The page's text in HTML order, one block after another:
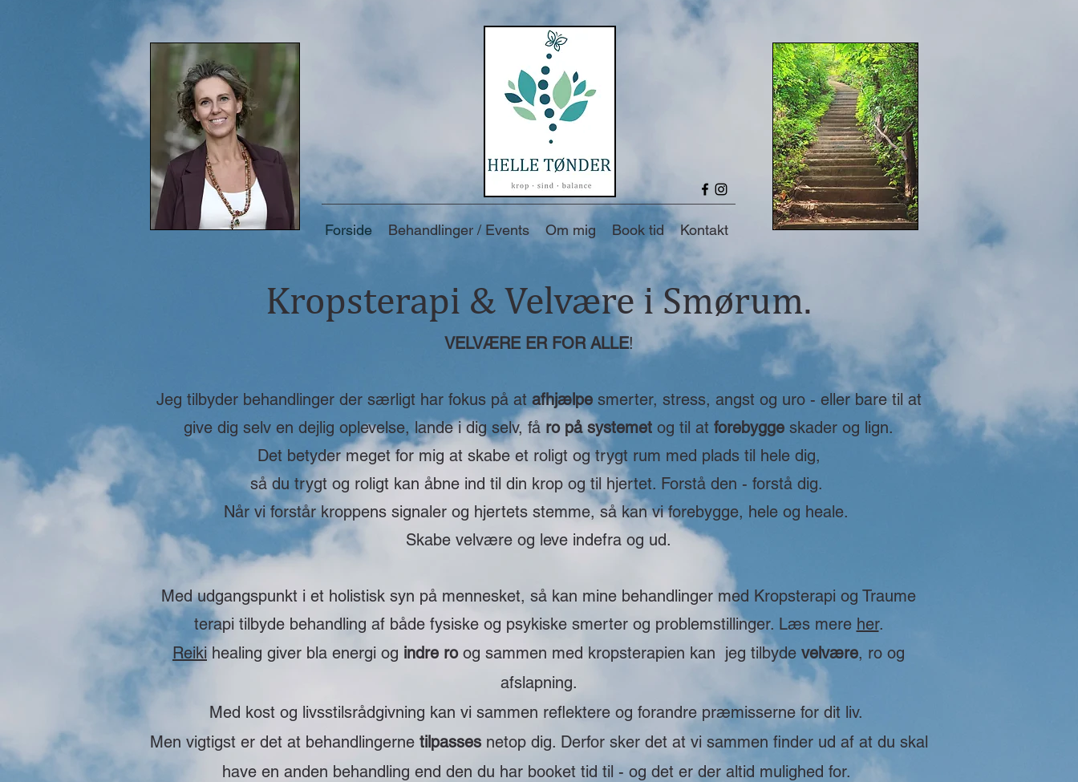
Forside Behandlinger / Events Om mig Book tid Kontakt
Kropsterapi & Velvære i Smørum.
VELVÆRE ER FOR ALLE!
Jeg tilbyder behandlinger der særligt har fokus på at afhjælpe smerter, stress, angst og uro - eller bare til at
give dig selv en dejlig oplevelse, lande i dig selv, få ro på systemet og til at forebygge skader og lign.
Det betyder meget for mig at skabe et roligt og trygt rum med plads til hele dig,
så du trygt og roligt kan åbne ind til din krop og til hjertet. Forstå den - forstå dig.
Når vi forstår kroppens signaler og hjertets stemme, så kan vi forebygge, hele og heale.
Skabe velvære og leve indefra og ud.
Med udgangspunkt i et holistisk syn på mennesket, så kan mine behandlinger med Kropsterapi og Traume
terapi tilbyde behandling af både fysiske og psykiske smerter og problemstillinger. Læs mere her.
Reiki healing giver bla energi og indre roog sammen med kropsterapien kan jeg tilbyde velvære, ro og
afslapning.
Med kost og livsstilsrådgivning kan vi sammen reflektere og forandre præmisserne for dit liv.
Men vigtigst er det at behandlingerne tilpassesnetop dig. Derfor sker det at vi sammen finder ud af at du skal
have en anden behandling end den du har booket tid til - og det er der altid mulighed for.